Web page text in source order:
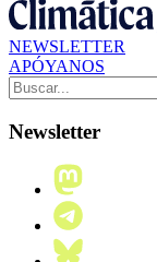
NEWSLETTER
APÓYANOS
Buscar:
Newsletter